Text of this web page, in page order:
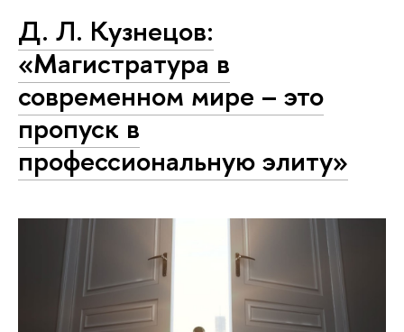
Д. Л. Кузнецов:
«Магистратура в
современном мире – это
пропуск в
профессиональную элиту»